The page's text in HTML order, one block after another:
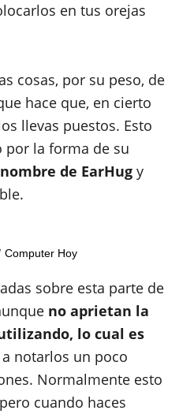
en tus orejas
cosas, por su peso, de
hace que, en cierto
llevas puestos. Esto
por la forma de su
de EarHug y
Computer Hoy
sobre esta parte de
no aprietan la
lo cual es
notarlos un poco
Normalmente esto
cuando haces